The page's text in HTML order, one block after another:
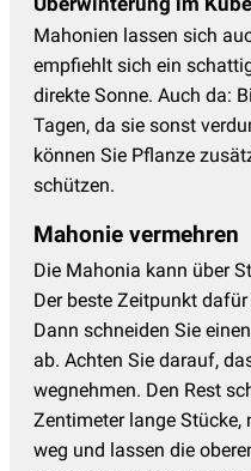
Mahonien lassen sich
empfiehlt sich ein
direkte Sonne. Auch da:
Tagen, da sie sonst
können Sie Pflanze
schützen.
Mahonie vermehren
Die Mahonia kann über
Der beste Zeitpunkt
Dann schneiden Sie
ab. Achten Sie darauf,
wegnehmen. Den Rest
Zentimeter lange Stücke,
weg und lassen die